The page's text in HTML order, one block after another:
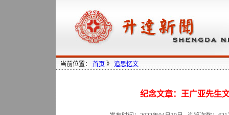
当前位置： 首页 》 追思忆文
纪念文章：王广亚先生